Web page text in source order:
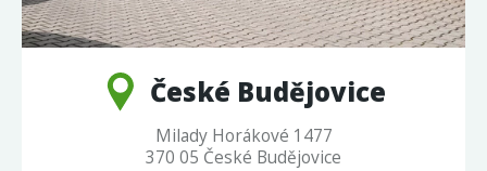
České Budějovice
Milady Horákové 1477
370 05 České Budějovice